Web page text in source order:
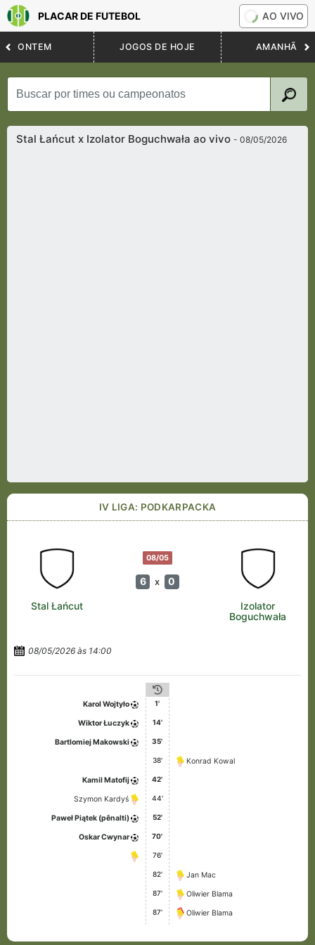
PLACAR DE FUTEBOL AO VIVO
ONTEM JOGOS DE HOJE AMANHÃ
Stal Łańcut x Izolator Boguchwała ao vivo- 08/05/2026
IV LIGA: PODKARPACKA
08/05
6 x 0
Stal Łańcut
Izolator
Boguchwała
08/05/2026 às 14:00
Karol Wojtyło 1'
Wiktor Łuczyk 14'
Bartlomiej Makowski 35'
38' Konrad Kowal
Kamil Matofij 42'
Szymon Kardyś 44'
Paweł Piątek (pênalti) 52'
Oskar Cwynar 70'
76'
82' Jan Mac
87' Oliwier Blama
87' Oliwier Blama